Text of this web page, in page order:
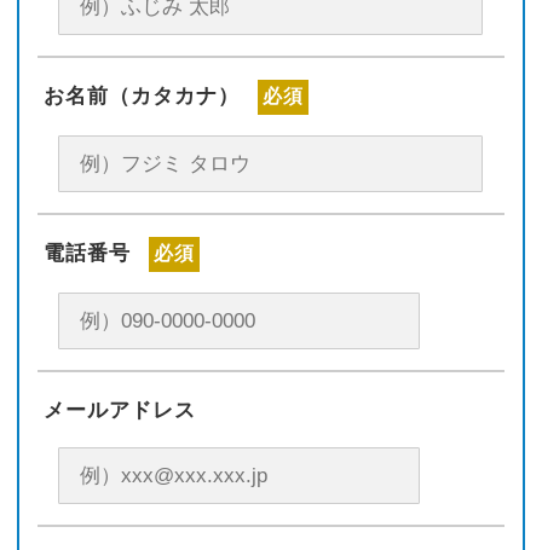
お名前（カタカナ） 必須
電話番号 必須
メールアドレス